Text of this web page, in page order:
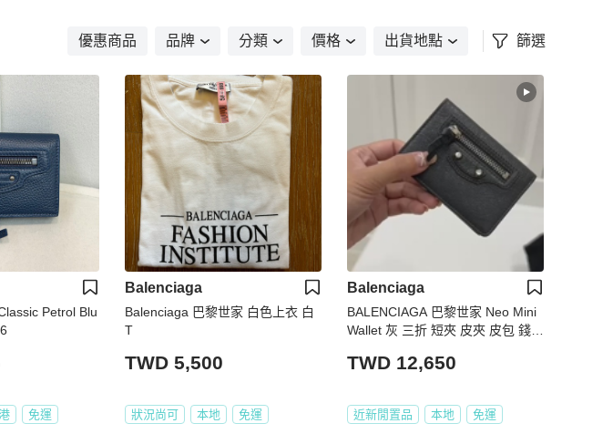
優惠商品 品牌 分類 價格 出貨地點 篩選
Petrol Blu
免運
Balenciaga
Balenciaga 巴黎世家 白色上衣 白
T
TWD 5,500
狀況尚可 本地 免運
Balenciaga
BALENCIAGA 巴黎世家 Neo Mini
Wallet 灰 三折 短夾 皮夾 皮包 錢包
TWD 12,650
近新閒置品 本地 免運